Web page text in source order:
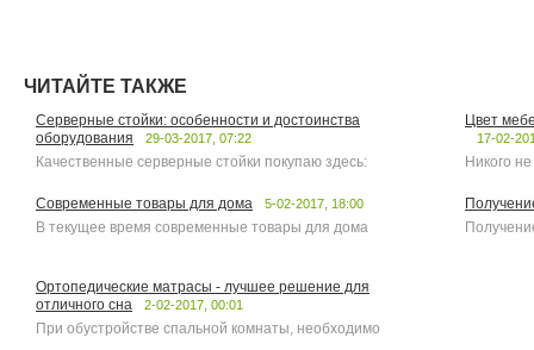
ЧИТАЙТЕ ТАКЖЕ
Серверные стойки: особенности и достоинства
оборудования
29-03-2017, 07:22
Качественные серверные стойки покупаю здесь:
Цвет
17-02-
Никого
Современные товары для дома 5-02-2017, 18:00
В текущее время современные товары для дома
Ортопедические матрасы - лучшее решение для
отличного сна
2-02-2017, 00:01
При обустройстве спальной комнаты, необходимо